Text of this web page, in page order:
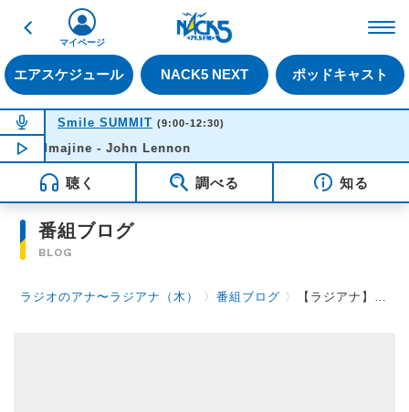
戻る
エアスケジュール NACK5 NEXT ポッドキャスト
マイページ
NOW ON AIR
Smile SUMMIT (9:00-12:30)
NOW PLAYING 10:52
Imajine - John Lennon
聴く 調べる 知る
番組ブログ
BLOG
ラジオのアナ〜ラジアナ（木） 〉番組ブログ 〉 【ラジアナ】オーダーメイドソング！【木曜日】